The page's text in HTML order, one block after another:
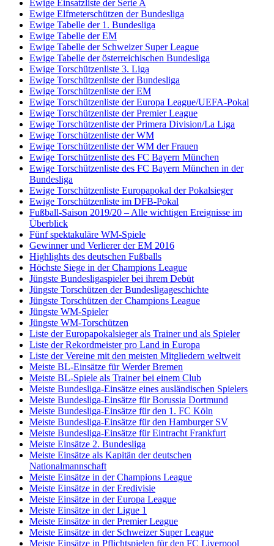
Ewige Einsatzliste der Serie A
Ewige Elfmeterschützen der Bundesliga
Ewige Tabelle der 1. Bundesliga
Ewige Tabelle der EM
Ewige Tabelle der Schweizer Super League
Ewige Tabelle der österreichischen Bundesliga
Ewige Torschützenliste 3. Liga
Ewige Torschützenliste der Bundesliga
Ewige Torschützenliste der EM
Ewige Torschützenliste der Europa League/UEFA-Pokal
Ewige Torschützenliste der Premier League
Ewige Torschützenliste der Primera Division/La Liga
Ewige Torschützenliste der WM
Ewige Torschützenliste der WM der Frauen
Ewige Torschützenliste des FC Bayern München
Ewige Torschützenliste des FC Bayern München in der
Bundesliga
Ewige Torschützenliste Europapokal der Pokalsieger
Ewige Torschützenliste im DFB-Pokal
Fußball-Saison 2019/20 – Alle wichtigen Ereignisse im
Überblick
Fünf spektakuläre WM-Spiele
Gewinner und Verlierer der EM 2016
Highlights des deutschen Fußballs
Höchste Siege in der Champions League
Jüngste Bundesligaspieler bei ihrem Debüt
Jüngste Torschützen der Bundesligageschichte
Jüngste Torschützen der Champions League
Jüngste WM-Spieler
Jüngste WM-Torschützen
Liste der Europapokalsieger als Trainer und als Spieler
Liste der Rekordmeister pro Land in Europa
Liste der Vereine mit den meisten Mitgliedern weltweit
Meiste BL-Einsätze für Werder Bremen
Meiste BL-Spiele als Trainer bei einem Club
Meiste Bundesliga-Einsätze eines ausländischen Spielers
Meiste Bundesliga-Einsätze für Borussia Dortmund
Meiste Bundesliga-Einsätze für den 1. FC Köln
Meiste Bundesliga-Einsätze für den Hamburger SV
Meiste Bundesliga-Einsätze für Eintracht Frankfurt
Meiste Einsätze 2. Bundesliga
Meiste Einsätze als Kapitän der deutschen
Nationalmannschaft
Meiste Einsätze in der Champions League
Meiste Einsätze in der Eredivisie
Meiste Einsätze in der Europa League
Meiste Einsätze in der Ligue 1
Meiste Einsätze in der Premier League
Meiste Einsätze in der Schweizer Super League
Meiste Einsätze in Pflichtspielen für den FC Liverpool